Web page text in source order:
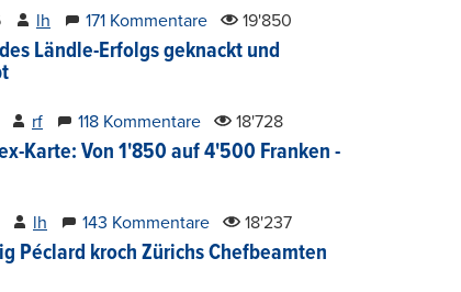
lh 171 Kommentare 19'850
Ländle-Erfolgs geknackt und
rf 118 Kommentare 18'728
Karte: Von 1'850 auf 4'500 Franken -
lh 143 Kommentare 18'237
Péclard kroch Zürichs Chefbeamten